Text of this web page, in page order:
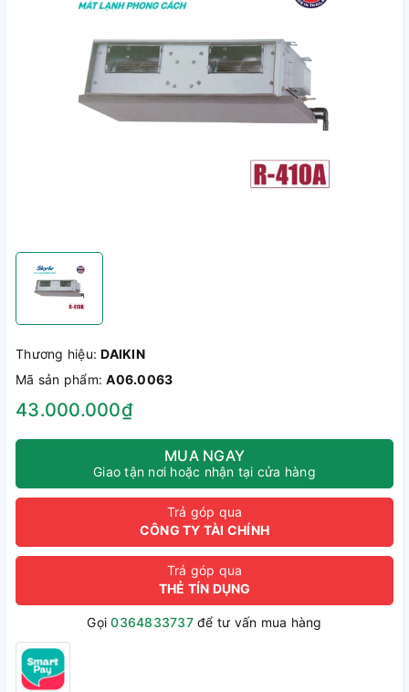
Thương hiệu:DAIKIN
Mã sản phẩm:A06.0063
43.000.000₫
MUA NGAY
Giao tận nơi hoặc nhận tại cửa hàng
Trả góp qua
CÔNG TY TÀI CHÍNH
Trả góp qua
THẺ TÍN DỤNG
Gọi0364833737để tư vấn mua hàng